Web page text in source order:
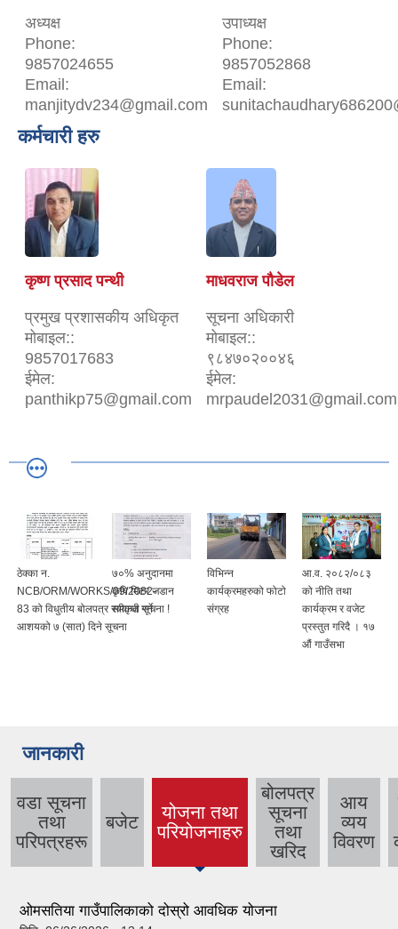
अध्यक्ष
Phone:
9857024655
Email:
manjitydv234@gmail.com
उपाध्यक्ष
Phone:
9857052868
Email:
कर्मचारी हरु
कृष्ण प्रसाद पन्थी
प्रमुख प्रशासकीय अधिकृत
मोबाइल::
9857017683
ईमेल:
panthikp75@gmail.com
माधवराज पौडेल
सूचना अधिकारी
मोबाइल::
९८४७०२००४६
ईमेल:
mrpaudel2031@gmail.com
ठेक्का न.
NCB/ORM/WORKS/09/2082-
83 को विधुतीय बोलपत्र स्वीकृत गर्ने
आशयको ७ (सात) दिने सूचना
७०% अनुदानमा
कृषि मिटर जडान
सम्वन्धी सूचना !
विभिन्न
कार्यक्रमहरुको फोटो
संग्रह
आ.व. २०८२/०८३
को नीति तथा
कार्यक्रम र वजेट
प्रस्तुत गरिदै । १७
औं गाउँसभा
जानकारी
वडा सूचना
तथा
परिपत्रहरू
बजेट
योजना तथा
परियोजनाहरु
(active
बोलपत्र
सूचना
तथा
खरिद
आय
व्यय
विवरण
ओमसतिया गाउँपालिकाको दोस्रो आवधिक योजना